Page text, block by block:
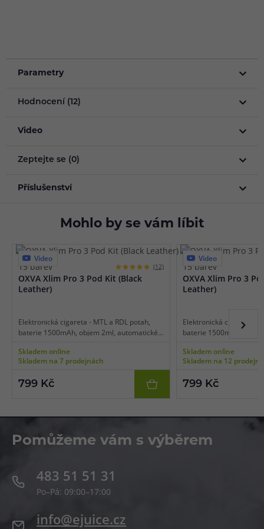
Parametry
Hodnocení (12)
Video
Zeptejte se (0)
Příslušenství
Mohlo by se vám líbit
Video
15 barev (12)
OXVA Xlim Pro 3 Pod Kit (Black
Leather)
Elektronická cigareta - MTL a RDL potah,
baterie 1500mAh, objem 2ml, automatické
USB-C, regulace air-flow, displej, inteligentní
detekce odporu, inteligentní čipset
podpora rychlého nabíjení, přehledné
Skladem online
Skladem na 7 prodejnách
799 Kč
Video
15 barev
OXVA Xlim Pro 3
Leather)
Elektronická cigareta -
baterie 1500mAh,
USB-C, regulace air-
detekce odporu,
podpora rychlého
Skladem online
Skladem na 12
799 Kč
Pomůžeme vám s výběrem
483 51 51 31
Po–Pá: 09:00–17:00
info@ejuice.cz